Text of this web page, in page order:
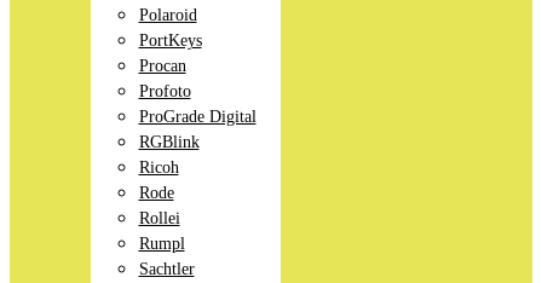
Polaroid
PortKeys
Procan
Profoto
ProGrade Digital
RGBlink
Ricoh
Rode
Rollei
Rumpl
Sachtler